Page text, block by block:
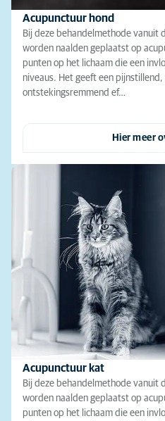
Acupunctuur hond
Bij deze behandelmethode vanuit
worden naalden geplaatst op
punten op het lichaam die een
niveaus. Het geeft een
ontstekingsremmend ef…
Hier meer
Acupunctuur kat
Bij deze behandelmethode vanuit
worden naalden geplaatst op
punten op het lichaam die een